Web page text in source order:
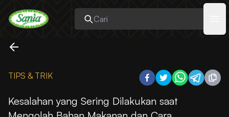
Sania
TIPS & TRIK
Kesalahan yang Sering Dilakukan saat